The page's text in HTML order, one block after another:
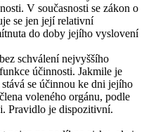
V současnosti se zákon o
se jen její relativní
do doby jejího vyslovení
schválení nejvyššího
účinnosti. Jakmile je
se účinnou ke dni jejího
voleného orgánu, podle
Pravidlo je dispozitivní.